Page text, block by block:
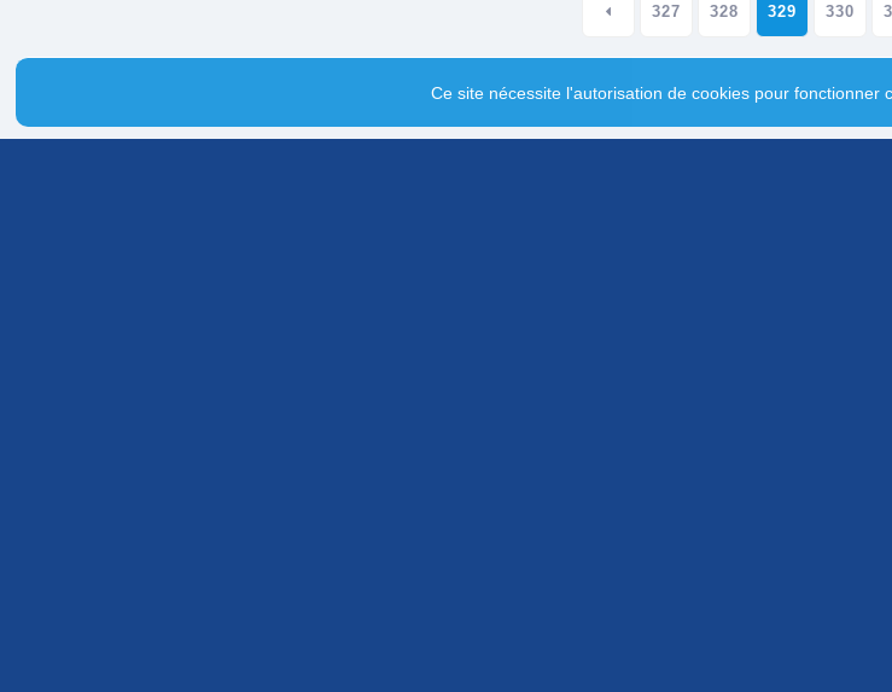
327 328 329 330
Ce site nécessite l'autorisation de cookies pour fonctionner